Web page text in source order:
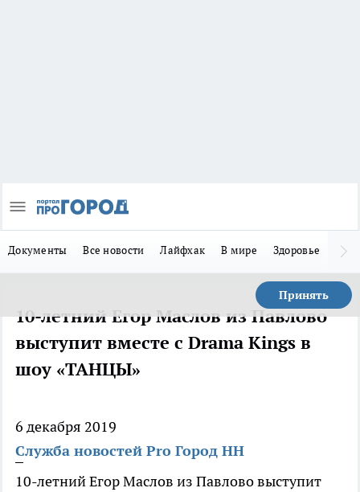
Документы Все новости Лайфхак В мире Здоровье
Принять
10-летний Егор Маслов из Павлово
выступит вместе с Drama Kings в
шоу «ТАНЦЫ»
6 декабря 2019
Служба новостей Pro Город НН
10-летний Егор Маслов из Павлово выступит